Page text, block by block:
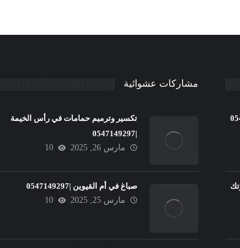
مشاركات عشوائية
تكسير وترميم حمامات في رأس الخيمة
|0547149297
مارس 26, 2025
10
صباغ في أم القيوين |0547149297
مارس 25, 2025
10